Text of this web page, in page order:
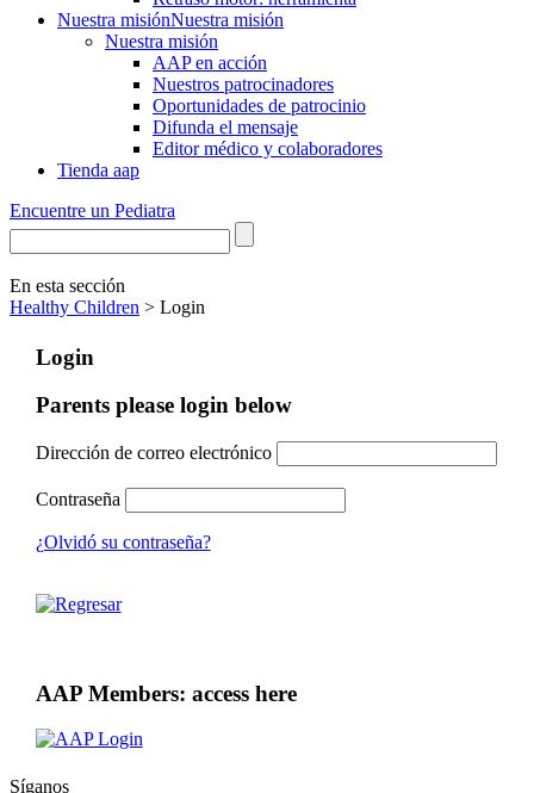
Nuestra misiónNuestra misión
Nuestra misión
AAP en acción
Nuestros patrocinadores
Oportunidades de patrocinio
Difunda el mensaje
Editor médico y colaboradores
Tienda aap
Encuentre un Pediatra
En esta sección
Healthy Children > Login
Login
Parents please login below
Dirección de correo electrónico
Contraseña
¿Olvidó su contraseña?
AAP Members: access here
Síganos